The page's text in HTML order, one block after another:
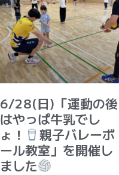
6/28(日)「運動の後
はやっぱ牛乳でし
ょ！
親子バレーボ
ール教室」を開催し
ました